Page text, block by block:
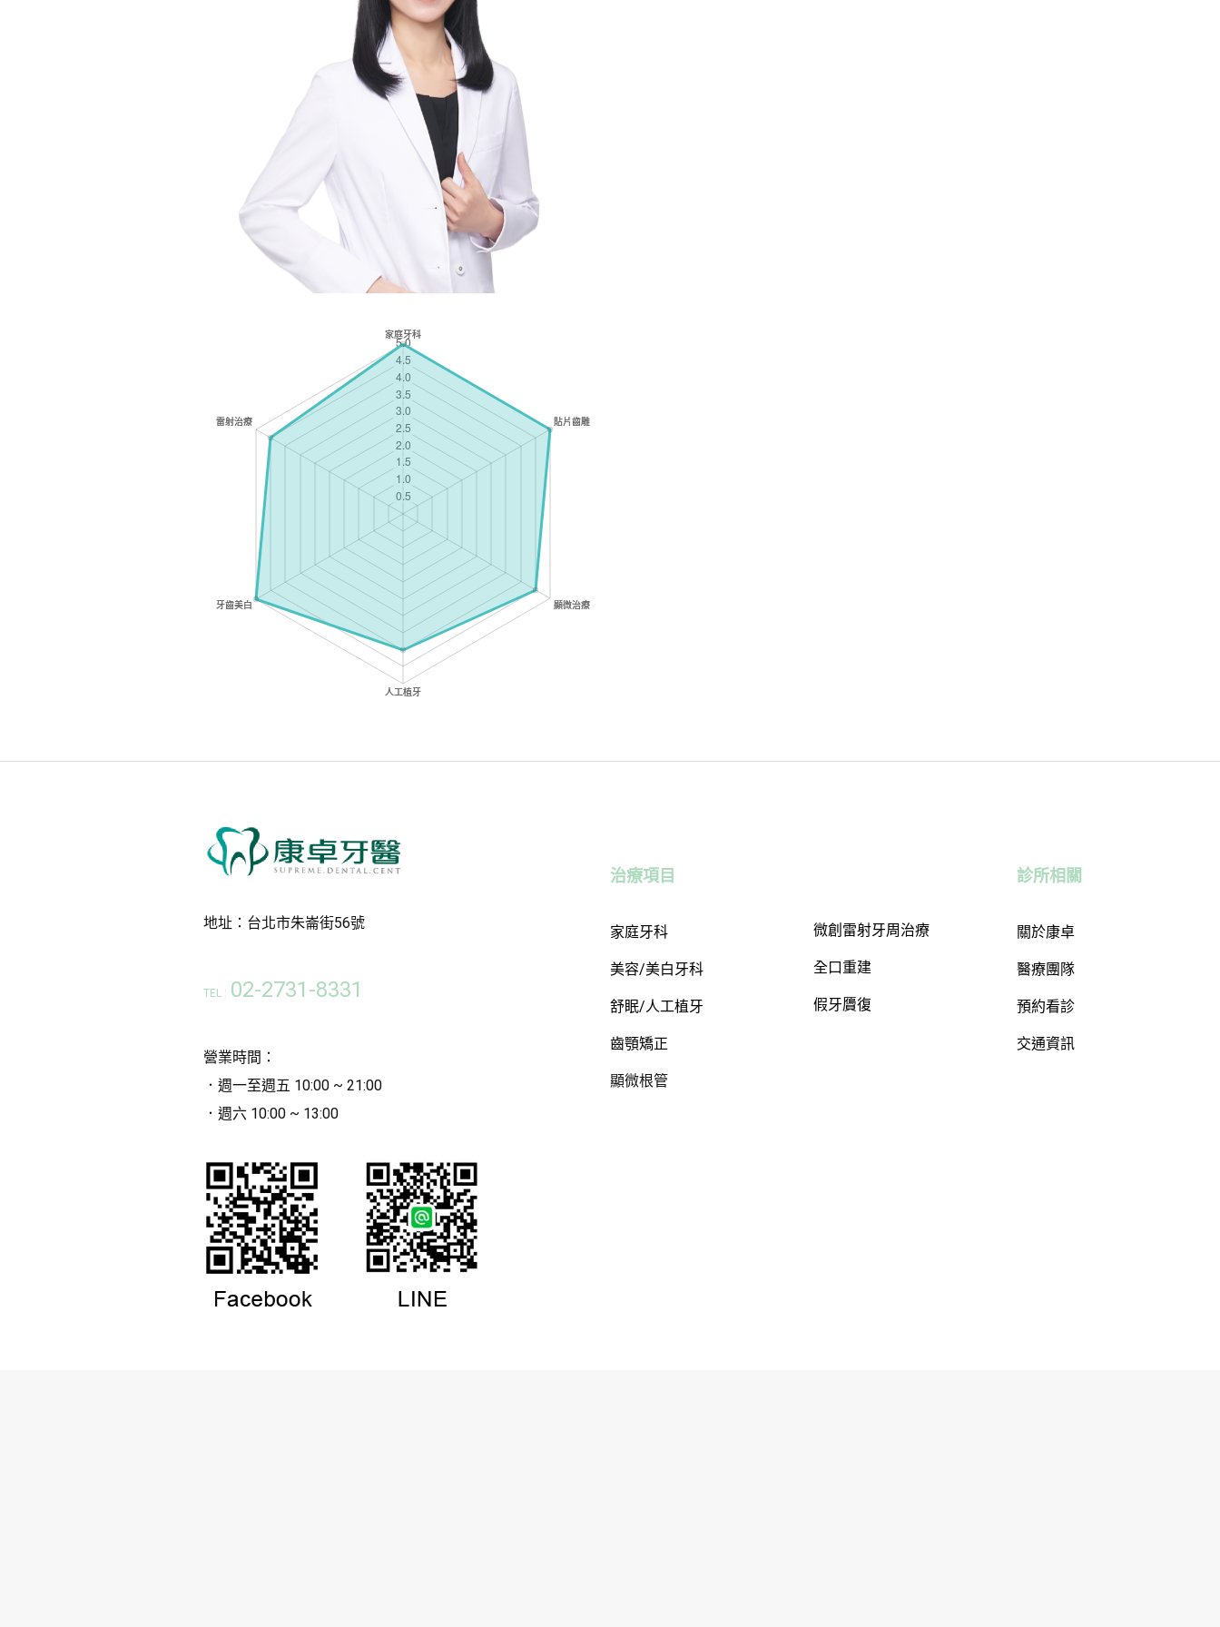
地址：台北市朱崙街56號
TEL : 02-2731-8331
營業時間：
．週一至週五 10:00 ~ 21:00
．週六 10:00 ~ 13:00
治療項目
家庭牙科
美容/美白牙科
舒眠/人工植牙
齒顎矯正
顯微根管
微創雷射牙周治療
全口重建
假牙贗復
診所相關
關於康卓
醫療團隊
預約看診
交通資訊